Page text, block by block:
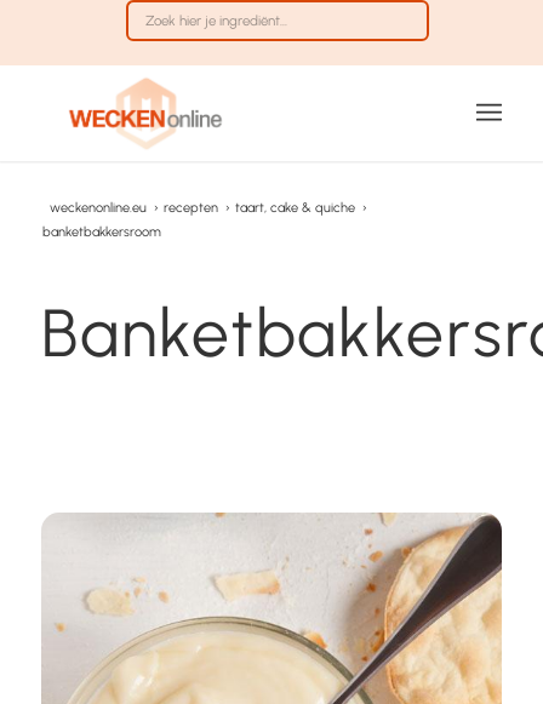
weckenonline.eu › recepten › taart, cake & quiche ›
banketbakkersroom